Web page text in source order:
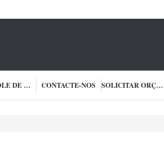
CONTROLE DE QUALIDADE CONTACTE-NOS SOLICITAR ORÇAMENTO